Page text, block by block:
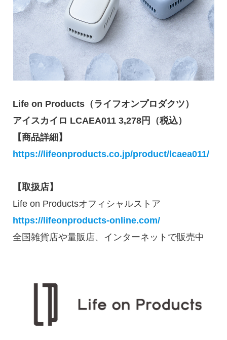
Life on Products（ライフオンプロダクツ）
アイスカイロ LCAEA011 3,278円（税込）
【商品詳細】
https://lifeonproducts.co.jp/product/lcaea011/
【取扱店】
Life on Productsオフィシャルストア
https://lifeonproducts-online.com/
全国雑貨店や量販店、インターネットで販売中